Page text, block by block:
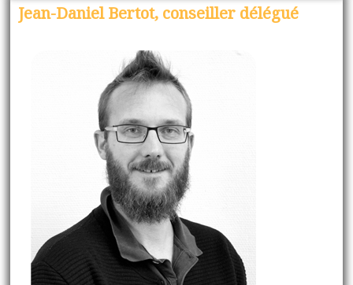
Jean-Daniel Bertot, conseiller délégué